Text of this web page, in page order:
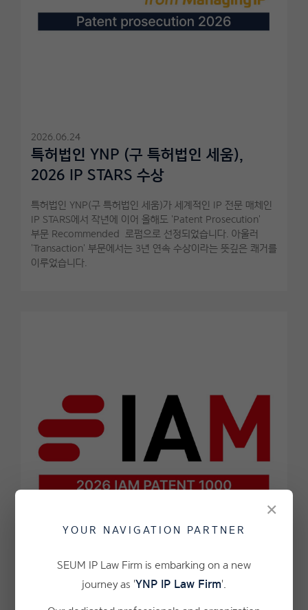
2026.06.24
특허법인 YNP (구 특허법인 세움),
2026 IP STARS 수상
특허법인 YNP(구 특허법인 세움)가 세계적인 IP 전문 매체인
IP STARS에서 작년에 이어 올해도 'Patent Prosecution'
부문 Recommended 로펌으로 선정되었습니다. 아울러
'Transaction' 부문에서는 3년 연속 수상이라는 뜻깊은 쾌거를
이루었습니다.
×
YOUR NAVIGATION PARTNER
SEUM IP Law Firm is embarking on a new
journey as 'YNP IP Law Firm'.